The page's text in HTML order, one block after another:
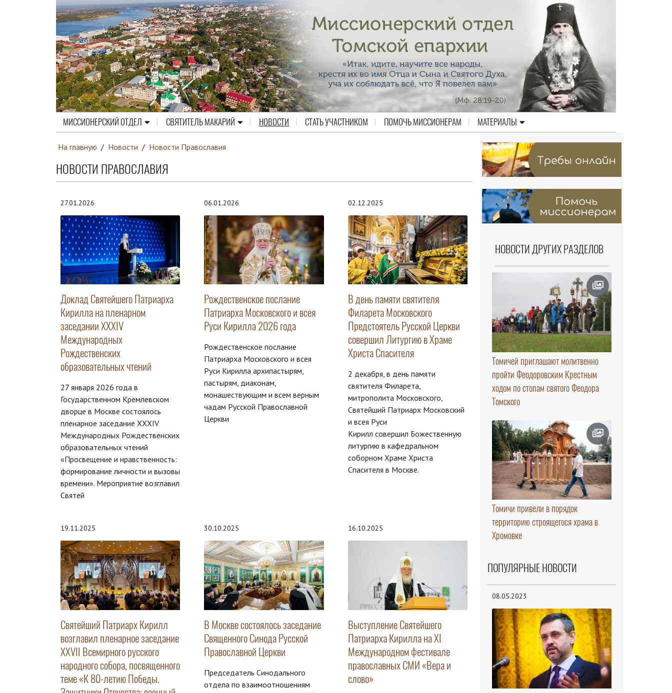
МИССИОНЕРСКИЙ ОТДЕЛ СВЯТИТЕЛЬ МАКАРИЙ НОВОСТИ СТАТЬ УЧАСТНИКОМ ПОМОЧЬ МИССИОНЕРАМ МАТЕРИАЛЫ
На главную / Новости / Новости Православия
НОВОСТИ ПРАВОСЛАВИЯ
27.01.2026
Доклад Святейшего Патриарха
Кирилла на пленарном
заседании XXXIV
Международных
Рождественских
образовательных чтений
27 января 2026 года в
Государственном Кремлевском
дворце в Москве состоялось
пленарное заседание XXXIV
Международных Рождественских
образовательных чтений
«Просвещение и нравственность:
формирование личности и вызовы
времени». Мероприятие возглавил
Святей
06.01.2026
Рождественское послание
Патриарха Московского и всея
Руси Кирилла 2026 года
Рождественское послание
Патриарха Московского и всея
Руси Кирилла архипастырям,
пастырям, диаконам,
монашествующим и всем верным
чадам Русской Православной
Церкви
02.12.2025
В день памяти святителя
Филарета Московского
Предстоятель Русской Церкви
совершил Литургию в Храме
Христа Спасителя
2 декабря, в день памяти
святителя Филарета,
митрополита Московского,
Святейший Патриарх Московский
и всея Руси
Кирилл совершил Божественную
литургию в кафедральном
соборном Храме Христа
Спасителя в Москве.
19.11.2025
Святейший Патриарх Кирилл
возглавил пленарное заседание
XXVII Всемирного русского
народного собора, посвященного
теме «К 80-летию Победы.
30.10.2025
В Москве состоялось заседание
Священного Синода Русской
Православной Церкви
Председатель Синодального
отдела по взаимоотношениям
16.10.2025
Выступление Святейшего
Патриарха Кирилла на XI
Международном фестивале
православных СМИ «Вера и
слово»
НОВОСТИ ДРУГИХ РАЗДЕЛОВ
Томичей приглашают молитвенно
пройти Феодоровским Крестным
ходом по стопам святого Феодора
Томского
Томичи привели в порядок
территорию строящегося храма в
Хромовке
ПОПУЛЯРНЫЕ НОВОСТИ
08.05.2023